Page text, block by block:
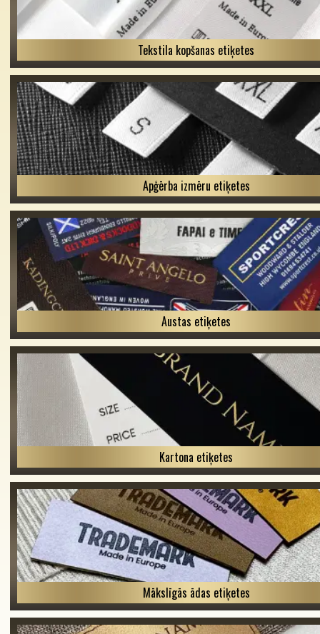
Tekstila kopšanas etiķetes
Apģērba izmēru etiķetes
Austas etiķetes
Kartona etiķetes
Mākslīgās ādas etiķetes